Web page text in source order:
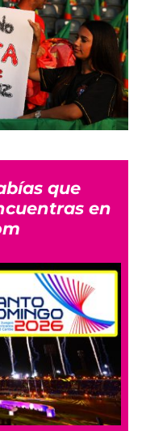
que
en